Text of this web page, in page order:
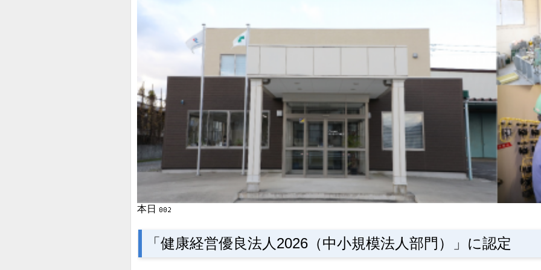
本日
「健康経営優良法人2026（中小規模法人部門）」に認定